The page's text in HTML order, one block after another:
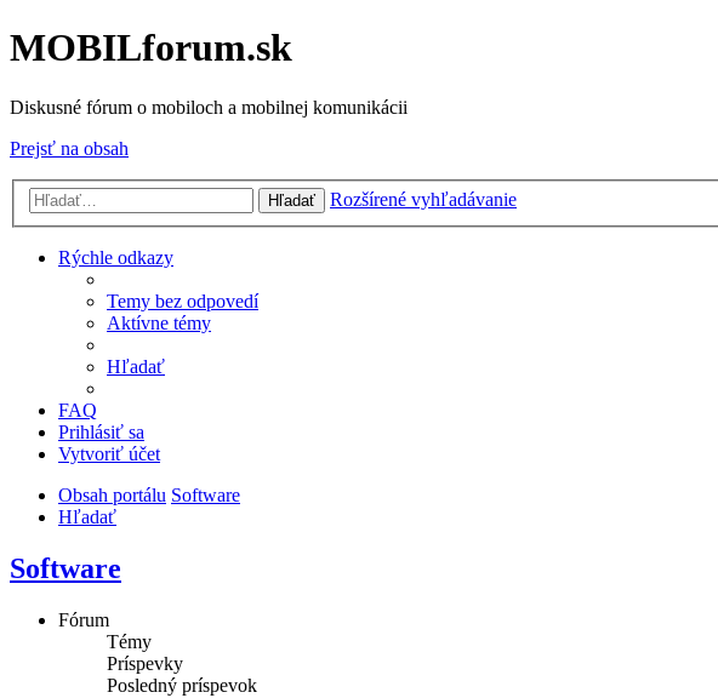
MOBILforum.sk
Diskusné fórum o mobiloch a mobilnej komunikácii
Prejsť na obsah
Hľadať Rozšírené vyhľadávanie
Rýchle odkazy
Temy bez odpovedí
Aktívne témy
Hľadať
FAQ
Prihlásiť sa
Vytvoriť účet
Obsah portálu Software
Hľadať
Software
Fórum
Témy
Príspevky
Posledný príspevok